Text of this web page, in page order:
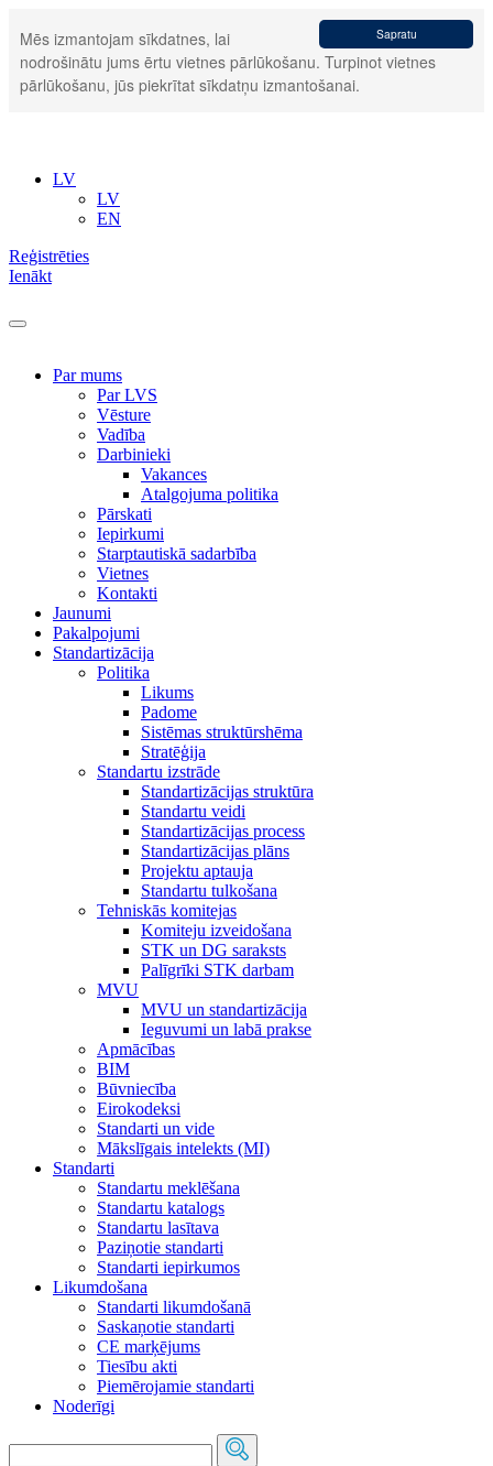
Sapratu
Mēs izmantojam sīkdatnes, lai
nodrošinātu jums ērtu vietnes pārlūkošanu. Turpinot vietnes
pārlūkošanu, jūs piekrītat sīkdatņu izmantošanai.
LV
LV
EN
Reģistrēties
Ienākt
Par mums
Par LVS
Vēsture
Vadība
Darbinieki
Vakances
Atalgojuma politika
Pārskati
Iepirkumi
Starptautiskā sadarbība
Vietnes
Kontakti
Jaunumi
Pakalpojumi
Standartizācija
Politika
Likums
Padome
Sistēmas struktūrshēma
Stratēģija
Standartu izstrāde
Standartizācijas struktūra
Standartu veidi
Standartizācijas process
Standartizācijas plāns
Projektu aptauja
Standartu tulkošana
Tehniskās komitejas
Komiteju izveidošana
STK un DG saraksts
Palīgrīki STK darbam
MVU
MVU un standartizācija
Ieguvumi un labā prakse
Apmācības
BIM
Būvniecība
Eirokodeksi
Standarti un vide
Mākslīgais intelekts (MI)
Standarti
Standartu meklēšana
Standartu katalogs
Standartu lasītava
Paziņotie standarti
Standarti iepirkumos
Likumdošana
Standarti likumdošanā
Saskaņotie standarti
CE marķējums
Tiesību akti
Piemērojamie standarti
Noderīgi